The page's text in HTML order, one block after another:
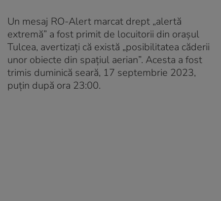
Un mesaj RO-Alert marcat drept „alertă
extremă” a fost primit de locuitorii din orașul
Tulcea, avertizați că există „posibilitatea căderii
unor obiecte din spațiul aerian”. Acesta a fost
trimis duminică seară, 17 septembrie 2023,
puțin după ora 23:00.